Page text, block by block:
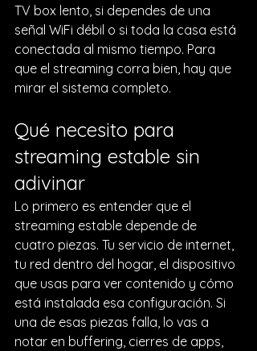
TV box lento, si dependes de una
señal WiFi débil o si toda la casa está
conectada al mismo tiempo. Para
que el streaming corra bien, hay que
mirar el sistema completo.
Qué necesito para
streaming estable sin
adivinar
Lo primero es entender que el
streaming estable depende de
cuatro piezas. Tu servicio de internet,
tu red dentro del hogar, el dispositivo
que usas para ver contenido y cómo
está instalada esa configuración. Si
una de esas piezas falla, lo vas a
notar en buffering, cierres de apps,